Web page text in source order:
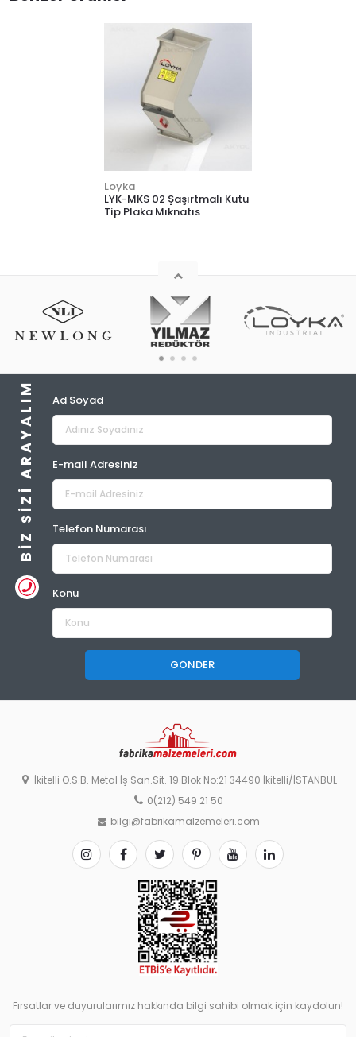
Loyka
LYK-MKS 02 Şaşırtmalı Kutu
Tip Plaka Mıknatıs
BIZ SIZI ARAYALIM Ad Soyad
E-mail Adresiniz
Telefon Numarası
Konu
GÖNDER
İkitelli O.S.B. Metal İş San.Sit. 19.Blok No:21 34490 İkitelli/İSTANBUL
0(212) 549 21 50
bilgi@fabrikamalzemeleri.com
Fırsatlar ve duyurularımız hakkında bilgi sahibi olmak için kaydolun!